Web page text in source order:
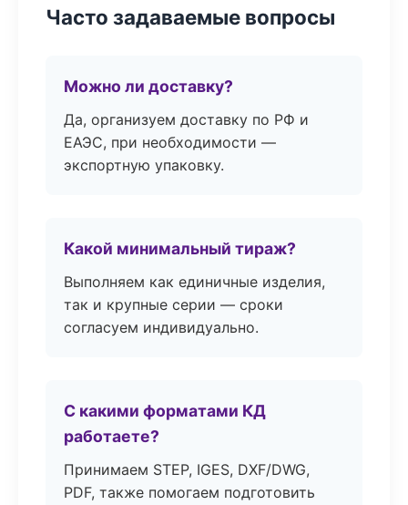
Часто задаваемые вопросы
Можно ли доставку?
Да, организуем доставку по РФ и
ЕАЭС, при необходимости —
экспортную упаковку.
Какой минимальный тираж?
Выполняем как единичные изделия,
так и крупные серии — сроки
согласуем индивидуально.
С какими форматами КД
работаете?
Принимаем STEP, IGES, DXF/DWG,
PDF, также помогаем подготовить